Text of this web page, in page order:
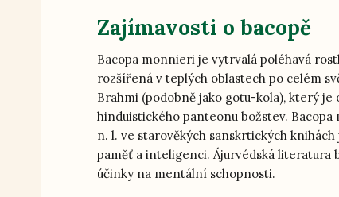
Zajímavosti o bacopě
Bacopa monnieri je vytrvalá poléhavá
rozšířená v teplých oblastech po celém
Brahmi (podobně jako gotu-kola), který
hinduistického panteonu božstev.
n. l. ve starověkých sanskrtických
paměť a inteligenci. Ájurvédská literatura
účinky na mentální schopnosti.